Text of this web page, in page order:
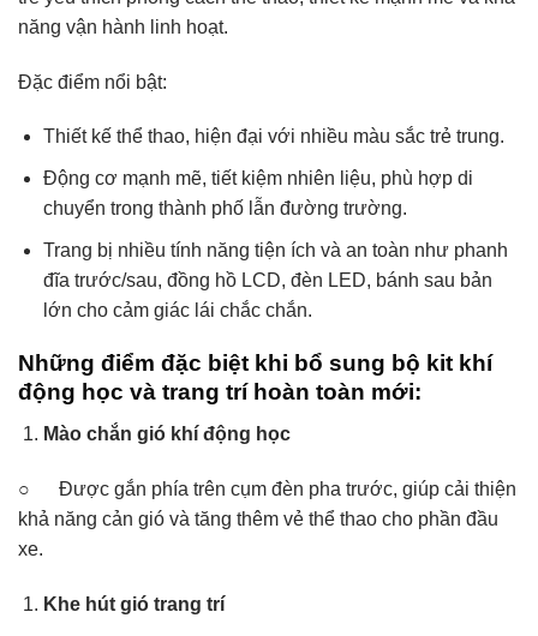
năng vận hành linh hoạt.
Đặc điểm nổi bật:
Thiết kế thể thao, hiện đại với nhiều màu sắc trẻ trung.
Động cơ mạnh mẽ, tiết kiệm nhiên liệu, phù hợp di
chuyển trong thành phố lẫn đường trường.
Trang bị nhiều tính năng tiện ích và an toàn như phanh
đĩa trước/sau, đồng hồ LCD, đèn LED, bánh sau bản
lớn cho cảm giác lái chắc chắn.
Những điểm đặc biệt khi bổ sung bộ kit khí
động học và trang trí hoàn toàn mới:
Mào chắn gió khí động học
○
Được gắn phía trên cụm đèn pha trước, giúp cải thiện
khả năng cản gió và tăng thêm vẻ thể thao cho phần đầu
xe.
Khe hút gió trang trí